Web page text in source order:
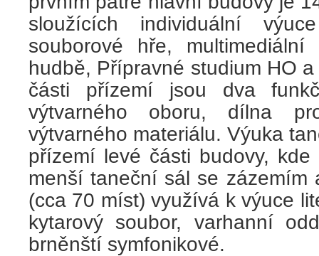
sloužících individuální
souborové hře,
hudbě, Přípravné studium HO
části přízemí jsou dva
výtvarného oboru, dílna
výtvarného materiálu. Výuka
přízemí levé části budovy,
menší taneční sál se zázemím
(cca 70 míst) využívá k výuce
kytarový soubor, varhanní
brněnští symfonikové.